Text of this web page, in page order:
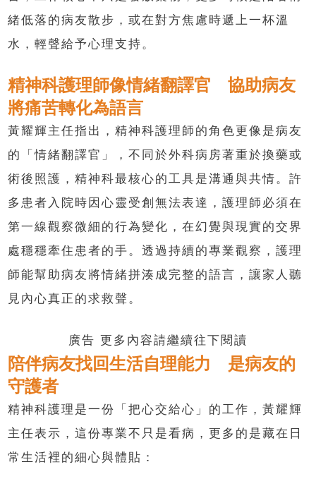
緒低落的病友散步，或在對方焦慮時遞上一杯溫
水，輕聲給予心理支持。
精神科護理師像情緒翻譯官 協助病友
將痛苦轉化為語言
黃耀輝主任指出，精神科護理師的角色更像是病友
的「情緒翻譯官」，不同於外科病房著重於換藥或
術後照護，精神科最核心的工具是溝通與共情。許
多患者入院時因心靈受創無法表達，護理師必須在
第一線觀察微細的行為變化，在幻覺與現實的交界
處穩穩牽住患者的手。透過持續的專業觀察，護理
師能幫助病友將情緒拼湊成完整的語言，讓家人聽
見內心真正的求救聲。
廣告 更多內容請繼續往下閱讀
陪伴病友找回生活自理能力 是病友的
守護者
精神科護理是一份「把心交給心」的工作，黃耀輝
主任表示，這份專業不只是看病，更多的是藏在日
常生活裡的細心與體貼：